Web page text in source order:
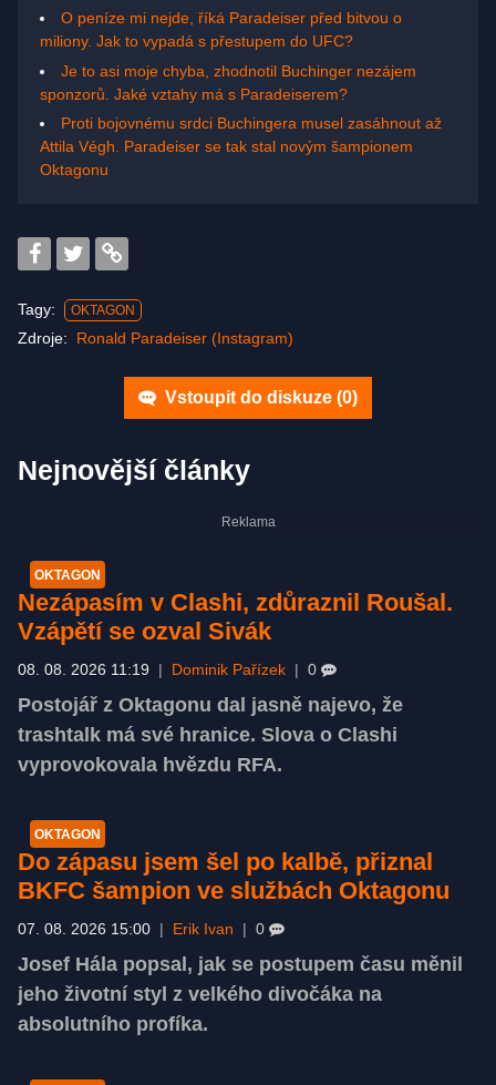
O peníze mi nejde, říká Paradeiser před bitvou o
miliony. Jak to vypadá s přestupem do UFC?
Je to asi moje chyba, zhodnotil Buchinger nezájem
sponzorů. Jaké vztahy má s Paradeiserem?
Proti bojovnému srdci Buchingera musel zasáhnout až
Attila Végh. Paradeiser se tak stal novým šampionem
Oktagonu
Tagy: OKTAGON
Zdroje: Ronald Paradeiser (Instagram)
Vstoupit do diskuze (0)
Nejnovější články
OKTAGON
Nezápasím v Clashi, zdůraznil Roušal.
Vzápětí se ozval Sivák
08. 08. 2026 11:19 Dominik Pařízek 0
Postojář z Oktagonu dal jasně najevo, že
trashtalk má své hranice. Slova o Clashi
vyprovokovala hvězdu RFA.
OKTAGON
Do zápasu jsem šel po kalbě, přiznal
BKFC šampion ve službách Oktagonu
07. 08. 2026 15:00 Erik Ivan 0
Josef Hála popsal, jak se postupem času měnil
jeho životní styl z velkého divočáka na
absolutního profíka.